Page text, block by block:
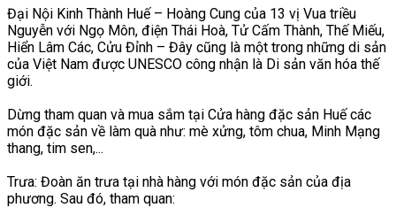
Đại Nội Kinh Thành Huế – Hoàng Cung của 13 vị Vua triều
Nguyễn với Ngọ Môn, điện Thái Hoà, Tử Cấm Thành, Thế Miếu,
Hiển Lâm Các, Cửu Đỉnh – Đây cũng là một trong những di sản
của Việt Nam được UNESCO công nhận là Di sản văn hóa thế
giới.
Dừng tham quan và mua sắm tại Cửa hàng đặc sản Huế các
món đặc sản về làm quà như: mè xửng, tôm chua, Minh Mạng
thang, tim sen,...
Trưa: Đoàn ăn trưa tại nhà hàng với món đặc sản của địa
phương. Sau đó, tham quan: